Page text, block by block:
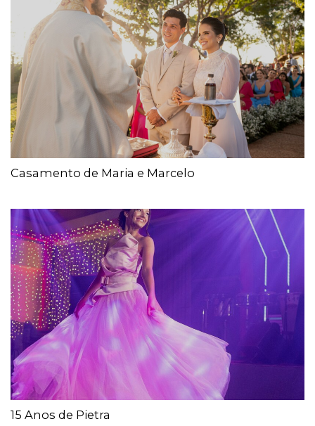
Casamento de Maria e Marcelo
15 Anos de Pietra